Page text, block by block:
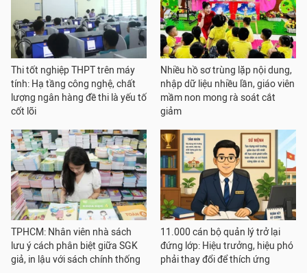
Thi tốt nghiệp THPT trên máy
tính: Hạ tầng công nghệ, chất
lượng ngân hàng đề thi là yếu tố
cốt lõi
Nhiều hồ sơ trùng lặp nội dung,
nhập dữ liệu nhiều lần, giáo viên
mầm non mong rà soát cắt
giảm
TPHCM: Nhân viên nhà sách
lưu ý cách phân biệt giữa SGK
giả, in lậu với sách chính thống
11.000 cán bộ quản lý trở lại
đứng lớp: Hiệu trưởng, hiệu phó
phải thay đổi để thích ứng